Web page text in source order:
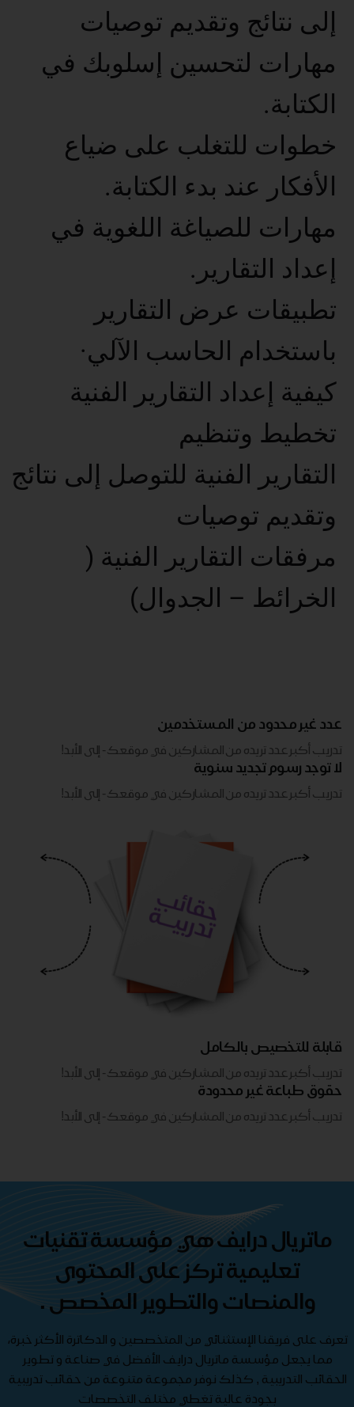
إلى نتائج وتقديم توصيات
مهارات لتحسين إسلوبك في
الكتابة.
خطوات للتغلب على ضياع
الأفكار عند بدء الكتابة.
مهارات للصياغة اللغوية في
إعداد التقارير.
تطبيقات عرض التقارير
باستخدام الحاسب الآلي·
كيفية إعداد التقارير الفنية
تخطيط وتنظيم
التقارير الفنية للتوصل إلى نتائج
وتقديم توصيات
مرفقات التقارير الفنية (
الخرائط – الجدوال)
عدد غير محدود من المستخدمين
تدريب أكبر عدد تريده من المشاركين في موقعك - ​​إلى الأبد!
لا توجد رسوم تجديد سنوية
تدريب أكبر عدد تريده من المشاركين في موقعك - ​​إلى الأبد!
قابلة للتخصيص بالكامل
تدريب أكبر عدد تريده من المشاركين في موقعك - ​​إلى الأبد!
حقوق طباعة غير محدودة
تدريب أكبر عدد تريده من المشاركين في موقعك - ​​إلى الأبد!
ماتريال درايف هي مؤسسة تقنيات
تعليمية تركز على المحتوى
والمنصات والتطوير المخصص .
تعرف على فريقنا الإستثنائي من المتخصصين و الدكاترة الأكثر خبرة،
مما يجعل مؤسسة ماتريال درايف الأفضل في صناعة و تطوير
الحقائب التدريبية , كذلك نوفر مجموعة متنوعة من حقائب تدريبية
بجودة عالية تغطي مختلف التخصصات